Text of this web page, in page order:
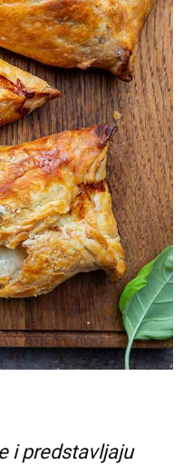
i predstavljaju